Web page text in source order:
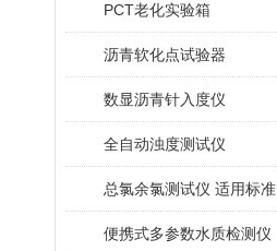
PCT老化实验箱
沥青软化点试验器
数显沥青针入度仪
全自动浊度测试仪
总氯余氯测试仪 适用标准
便携式多参数水质检测仪